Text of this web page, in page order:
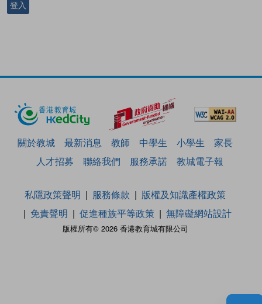
登入
關於教城 最新消息 教師 中學生 小學生
家長
人才招募
聯絡我們 服務承諾 教城電子報
版權所有© 2026 香港教育城有限公司
私隱政策聲明 服務條款
版權及知識產權政策
免責聲明
促進種族平等政策 無障礙網站設計